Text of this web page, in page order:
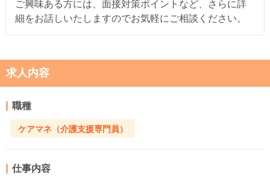
ご興味ある方には、面接対策ポイントなど、さらに詳
細をお話しいたしますのでお気軽にご相談ください。
求人内容
職種
ケアマネ（介護支援専門員）
仕事内容